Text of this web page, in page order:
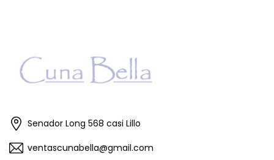
Senador Long 568 casi Lillo
ventascunabella@gmail.com